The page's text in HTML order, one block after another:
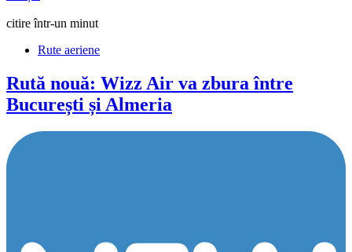
citire într-un minut
Rute aeriene
Rută nouă: Wizz Air va zbura între
București și Almeria